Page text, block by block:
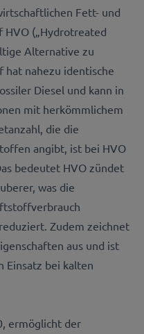
Fett- und
(„Hydrotreated
Alternative zu
hat nahezu identische
Diesel und kann in
mit herkömmlichem
die die
angibt, ist bei HVO
bedeutet HVO zündet
was die
Zudem zeichnet
aus und ist
Einsatz bei kalten
ermöglicht der